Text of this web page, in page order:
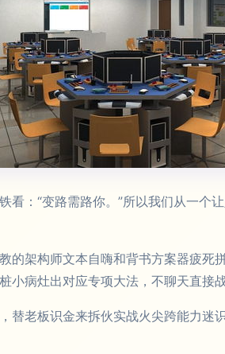
：“变路需路你。”所以我们从一个
架构师文本自嗨和背书方案器疲死
病灶出对应专项大法，不聊天直接战
替老板识金来拆伙实战火尖跨能力